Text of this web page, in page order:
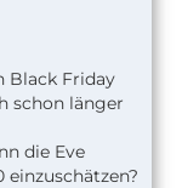
Black Friday
schon länger
die Eve
einzuschätzen?